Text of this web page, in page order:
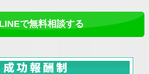
LINEで無料相談する